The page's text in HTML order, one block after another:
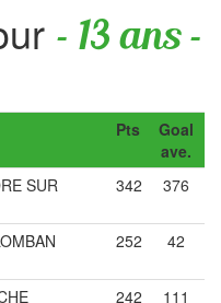
- 13 ans -
Pts
Goal
ave.
SUR
342 376
252 42
242 111